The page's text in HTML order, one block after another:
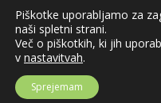
Hokejska
Hokejska zveza Slovenije
hokeja v Sloveniji.
mednarodnih hokejskih ligah in
Piškotke uporabljamo za
naši spletni strani.
Več o piškotkih, ki jih
v nastavitvah.
Sprejemam